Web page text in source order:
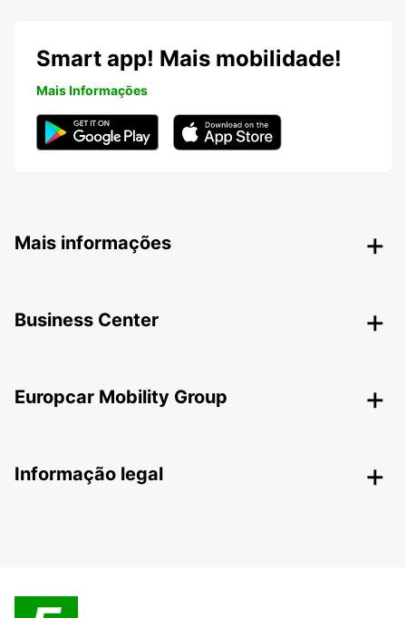
Smart app! Mais mobilidade!
Mais Informações
Mais informações
Business Center
Europcar Mobility Group
Informação legal